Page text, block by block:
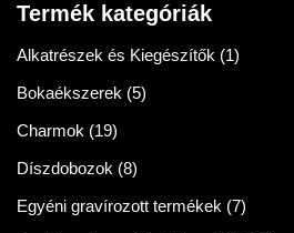
Termék kategóriák
Alkatrészek és Kiegészítők (1)
Bokaékszerek (5)
Charmok (19)
Díszdobozok (8)
Egyéni gravírozott termékek (7)